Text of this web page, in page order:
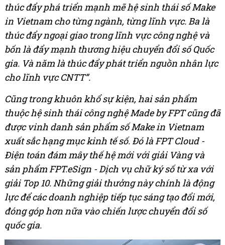
thúc đẩy phá triển mạnh mẽ hệ sinh thái số Make
in Vietnam cho từng ngành, từng lĩnh vực. Ba là
thúc đẩy ngoại giao trong lĩnh vực công nghệ và
bốn là đẩy mạnh thương hiệu chuyển đổi số Quốc
gia. Và năm là thúc đẩy phát triển nguồn nhân lực
cho lĩnh vực CNTT”.
Cũng trong khuôn khổ sự kiện, hai sản phẩm
thuộc hệ sinh thái công nghệ Made by FPT cũng đã
được vinh danh sản phẩm số Make in Vietnam
xuất sắc hạng mục kinh tế số. Đó là FPT Cloud -
Điện toán đám mây thế hệ mới với giải Vàng và
sản phẩm FPT.eSign - Dịch vụ chữ ký số từ xa với
giải Top 10. Những giải thưởng này chính là động
lực để các doanh nghiệp tiếp tục sáng tạo đổi mới,
đóng góp hơn nữa vào chiến lược chuyển đổi số
quốc gia.